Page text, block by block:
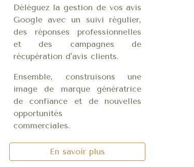
Déléguez la gestion de vos avis
Google avec un suivi régulier,
des réponses professionnelles
et des campagnes de
récupération d'avis clients.
Ensemble, construisons une
image de marque génératrice
de confiance et de nouvelles
opportunités
commerciales.
En savoir plus